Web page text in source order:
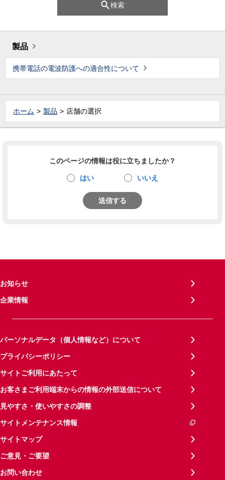
検索
製品
携帯電話の電波防護への適合性について
ホーム 製品 店舗の選択
このページの情報は役に立ちましたか？
はい いいえ
送信する
お知らせ
企業情報
パーソナルデータ（個人情報など）について
プライバシーポリシー
サイトご利用にあたって
お客さまご利用端末からの情報の外部送信について
見やすさ・使いやすさの調整
サイトメンテナンス情報
サイトマップ
ご意見・ご要望
お問い合わせ